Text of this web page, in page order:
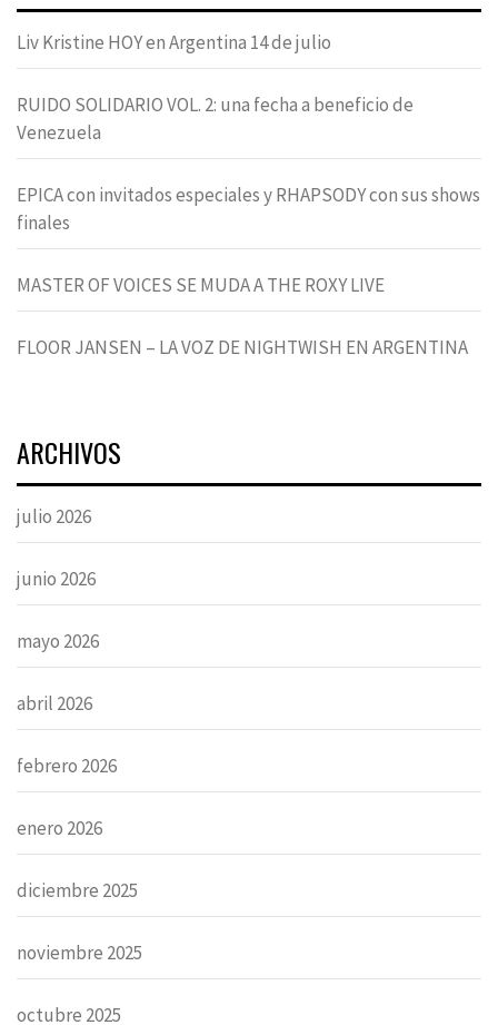
Liv Kristine HOY en Argentina 14 de julio
RUIDO SOLIDARIO VOL. 2: una fecha a beneficio de
Venezuela
EPICA con invitados especiales y RHAPSODY con sus shows
finales
MASTER OF VOICES SE MUDA A THE ROXY LIVE
FLOOR JANSEN – LA VOZ DE NIGHTWISH EN ARGENTINA
ARCHIVOS
julio 2026
junio 2026
mayo 2026
abril 2026
febrero 2026
enero 2026
diciembre 2025
noviembre 2025
octubre 2025